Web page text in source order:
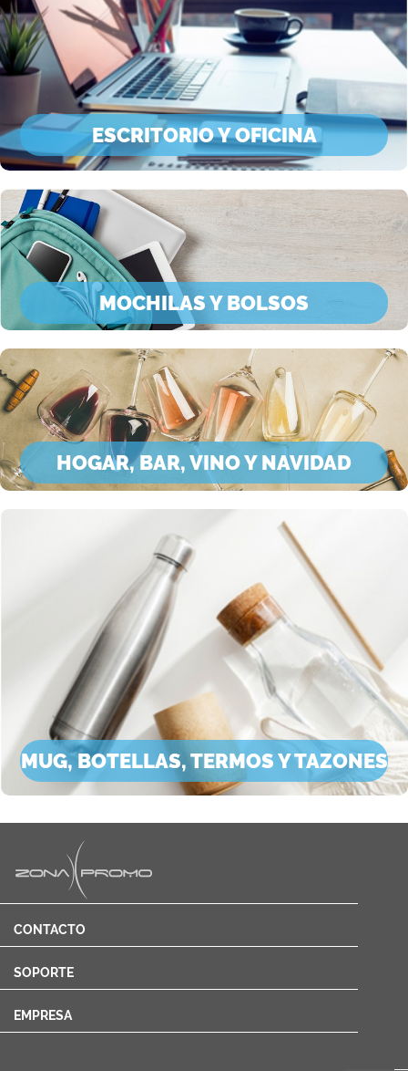
ESCRITORIO Y OFICINA
MOCHILAS Y BOLSOS
HOGAR, BAR, VINO Y NAVIDAD
MUG, BOTELLAS, TERMOS Y TAZONES
CONTACTO
SOPORTE
EMPRESA